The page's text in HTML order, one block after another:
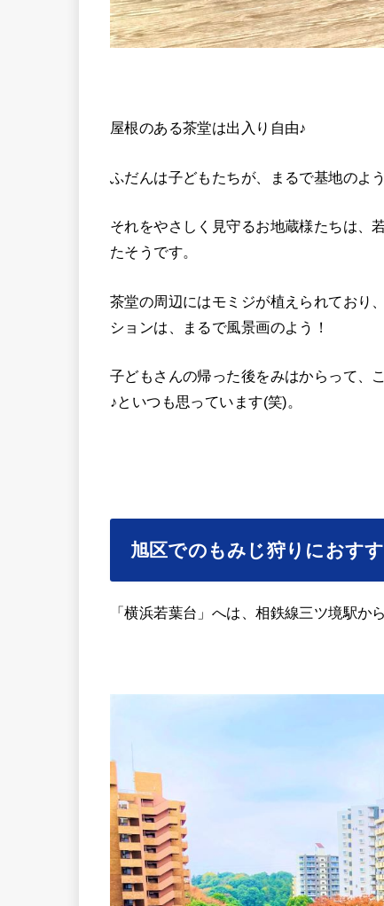
屋根のある茶堂は出入り自由♪
ふだんは子どもたちが、まるで基地のよ
それをやさしく見守るお地蔵様たちは、
たそうです。
茶堂の周辺にはモミジが植えられており
ションは、まるで風景画のよう！
子どもさんの帰った後をみはからって、
♪といつも思っています(笑)。
旭区でのもみじ狩りにおすす
「横浜若葉台」へは、相鉄線三ツ境駅